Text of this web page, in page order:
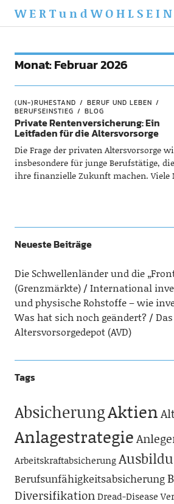
WERTundWOHLSEIN
Monat:Februar 2026
(UN-)RUHESTAND
BERUF UND LEBEN
BERUFSEINSTIEG
BLOG
Private Rentenversicherung: Ein
Leitfaden für die Altersvorsorge
Die Frage der privaten Altersvorsorge
insbesondere für junge Berufstätige,
ihre finanzielle Zukunft machen. Viele
Neueste Beiträge
Die Schwellenländer und die
(Grenzmärkte)
International
und physische Rohstoffe – wie
Was hat sich noch geändert?
Altersvorsorgedepot (AVD)
Tags
AbsicherungAktien
Anlagestrategie
Arbeitskraftabsicherung
Berufsunfähigkeitsabsicherung
DiversifikationDread-Disease